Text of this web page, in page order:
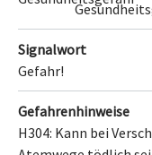
Signalwort
Gefahr!
Gefahrenhinweise
H304: Kann bei